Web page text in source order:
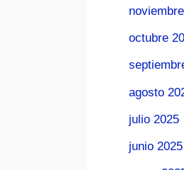
octubre
agosto
julio 2025
junio 2025